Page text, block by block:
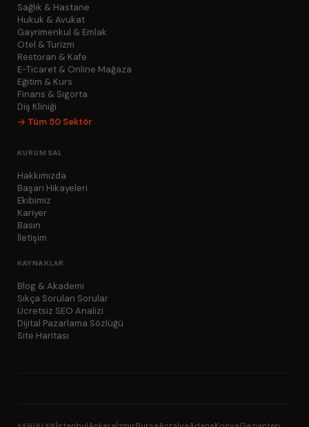
Sağlık & Hastane
Hukuk & Avukat
Gayrimenkul & Emlak
Otel & Turizm
Restoran & Kafe
E-Ticaret & Online Mağaza
Eğitim & Kurs
Finans & Sigorta
Diş Kliniği
→ Tüm 50 Sektör
KURUMSAL
Hakkımızda
Başarı Hikayeleri
Ekibimiz
Kariyer
Basın
İletişim
KAYNAKLAR
Blog & Akademi
Sıkça Sorulan Sorular
Ücretsiz SEO Analizi
Dijital Pazarlama Sözlüğü
Site Haritası